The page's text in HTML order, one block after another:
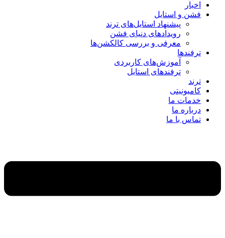
اخبار
فشن و استایل
پیشنهاد استایل‌های ترند
رویدادهای دنیای فشن
معرفی و بررسی کالکشن‌ها
ترفندها
آموزش‌های کاربردی
ترفندهای استایل
ترند
کامیونیتی
خدمات ما
درباره ما
تماس با ما